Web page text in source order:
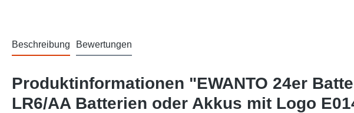
Beschreibung Bewertungen
Produktinformationen "EWANTO 24er
LR6/AA Batterien oder Akkus mit Logo